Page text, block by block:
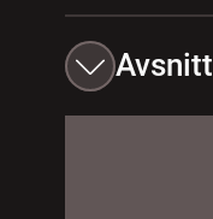
Avsnitt